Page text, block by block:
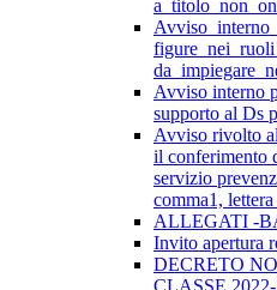
Avviso interno
supporto al Ds
Avviso rivolto
il conferimento
servizio
comma1,
ALLEGATI -
Invito apertura
DECRETO